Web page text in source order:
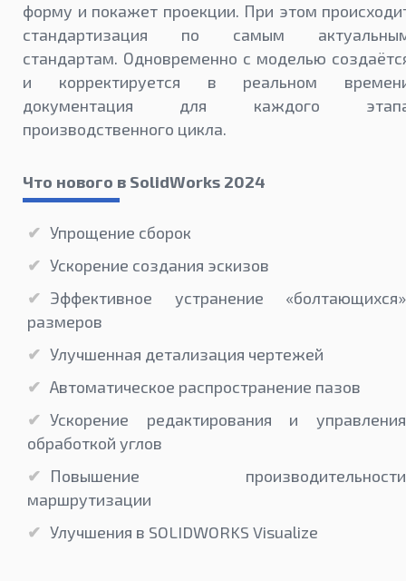
форму и покажет проекции. При этом
стандартизация по самым
стандартам. Одновременно с моделью
и корректируется в реальном
документация для каждого
производственного цикла.
Что нового в SolidWorks 2024
Упрощение сборок
Ускорение создания эскизов
Эффективное устранение «болтающихся»
размеров
Улучшенная детализация чертежей
Автоматическое распространение пазов
Ускорение редактирования и управления
обработкой углов
Повышение производительности
маршрутизации
Улучшения в SOLIDWORKS Visualize